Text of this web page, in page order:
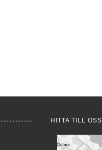
HITTA TILL OSS